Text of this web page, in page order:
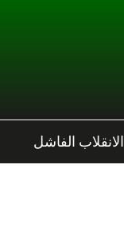
الانقلاب الفاشل